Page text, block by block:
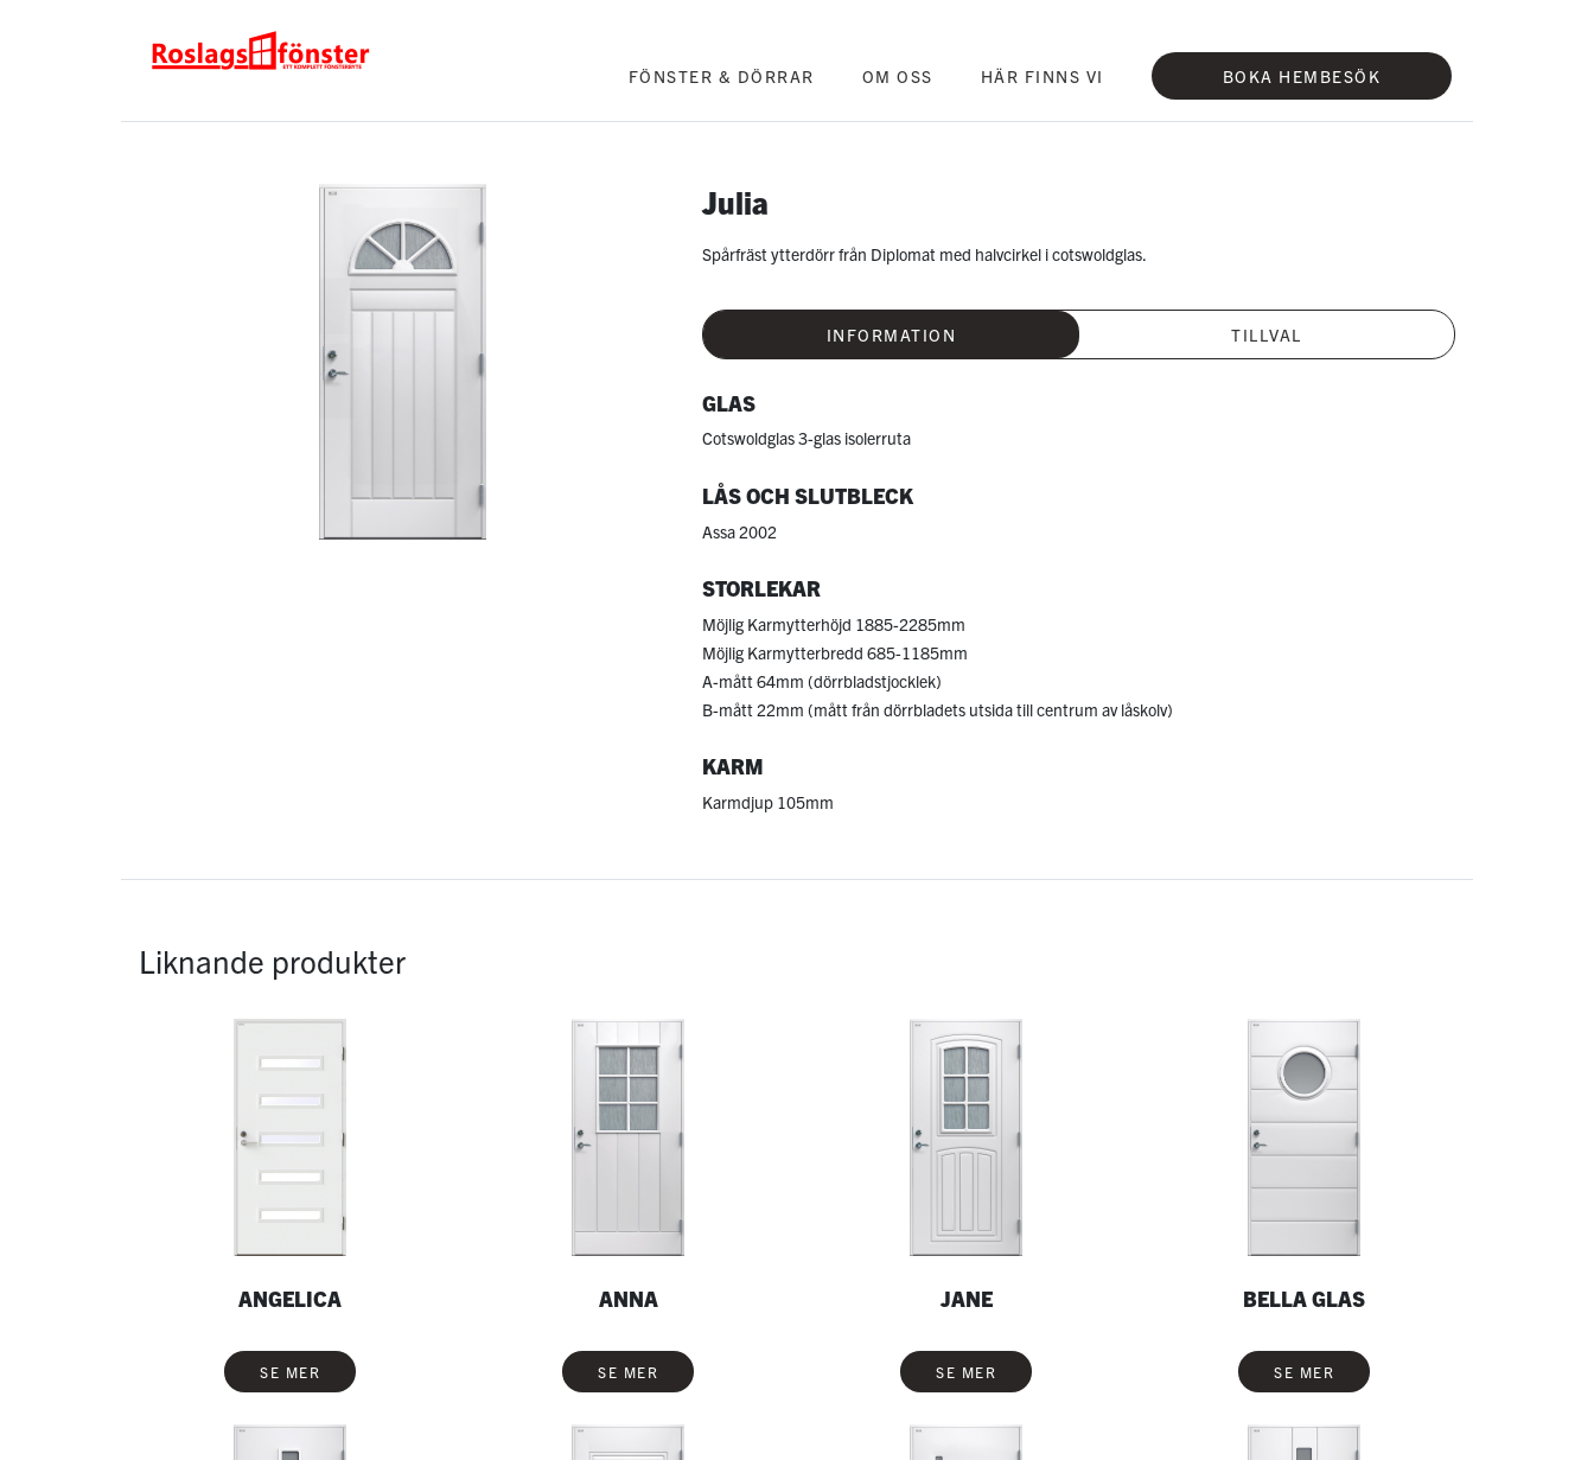
FÖNSTER & DÖRRAR OM OSS HÄR FINNS VI BOKA HEMBESÖK
Julia
Spårfräst ytterdörr från Diplomat med halvcirkel i cotswoldglas.
INFORMATION TILLVAL
GLAS
Cotswoldglas 3-glas isolerruta
LÅS OCH SLUTBLECK
Assa 2002
STORLEKAR
Möjlig Karmytterhöjd 1885-2285mm
Möjlig Karmytterbredd 685-1185mm
A-mått 64mm (dörrbladstjocklek)
B-mått 22mm (mått från dörrbladets utsida till centrum av låskolv)
KARM
Karmdjup 105mm
Liknande produkter
ANGELICA
SE MER
ANNA
SE MER
JANE
SE MER
BELLA GLAS
SE MER